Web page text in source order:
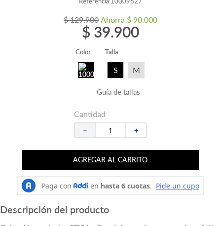
$ 129.900 Ahorra $ 90.000
$ 39.900
Color Talla
S M
Guía de tallas
Cantidad
＋
－
AGREGAR AL CARRITO
Descripción del producto